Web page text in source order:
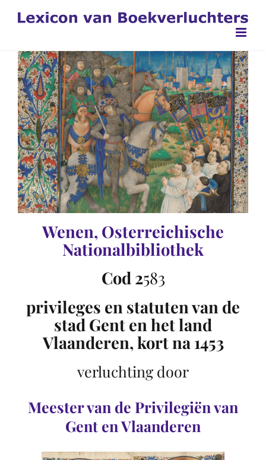
naar
Wenen, Osterreichische
Nationalbibliothek
Cod 2583
privileges en statuten van de
stad Gent en het land
Vlaanderen, kort na 1453
verluchting door
Meester van de Privilegiën van
Gent en Vlaanderen